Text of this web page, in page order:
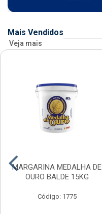
Mais Vendidos
Veja mais
MARGARINA MEDALHA DE
OURO BALDE 15KG
Código: 1775